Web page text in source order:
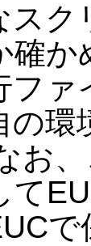
スク
確か
ファ
の
お
て